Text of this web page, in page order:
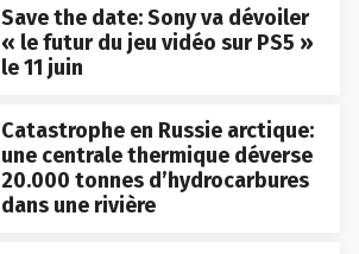
Save the date: Sony va dévoiler
« le futur du jeu vidéo sur PS5 »
le 11 juin
Catastrophe en Russie arctique:
une centrale thermique déverse
20.000 tonnes d’hydrocarbures
dans une rivière